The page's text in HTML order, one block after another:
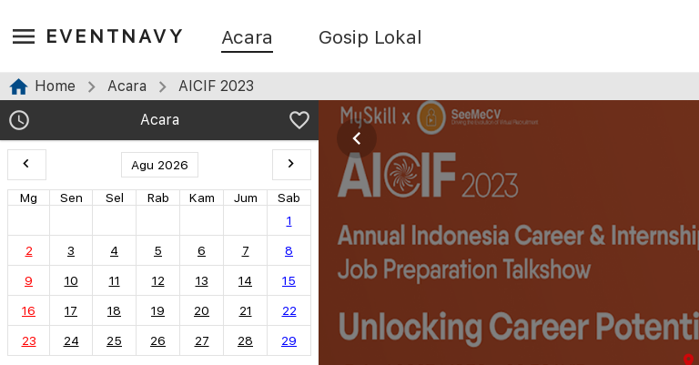
EVENTNAVY Acara Gosip Lokal
Home Acara
AICIF 2023
Acara
Agu 2026
Mg Sen Sel Rab Kam Jum
Sab
1
2 3 4 5 6 7 8
9 10 11 12 13 14 15
16 17 18 19 20 21 22
23 24 25 26 27 28 29